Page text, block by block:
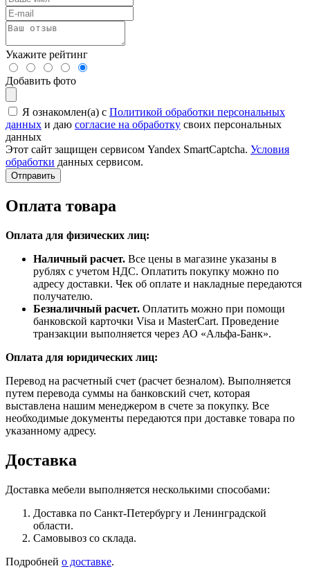
Укажите рейтинг
Добавить фото
Я ознакомлен(а) с Политикой обработки персональных
данных и даю согласие на обработку своих персональных
данных
Этот сайт защищен сервисом Yandex SmartCaptcha. Условия
обработки данных сервисом.
Отправить
Оплата товара
Оплата для физических лиц:
Наличный расчет. Все цены в магазине указаны в
рублях с учетом НДС. Оплатить покупку можно по
адресу доставки. Чек об оплате и накладные передаются
получателю.
Безналичный расчет. Оплатить можно при помощи
банковской карточки Visa и MasterCart. Проведение
транзакции выполняется через АО «Альфа-Банк».
Оплата для юридических лиц:
Перевод на расчетный счет (расчет безналом). Выполняется
путем перевода суммы на банковский счет, которая
выставлена нашим менеджером в счете за покупку. Все
необходимые документы передаются при доставке товара по
указанному адресу.
Доставка
Доставка мебели выполняется несколькими способами:
Доставка по Санкт-Петербургу и Ленинградской
области.
Самовывоз со склада.
Подробней о доставке.